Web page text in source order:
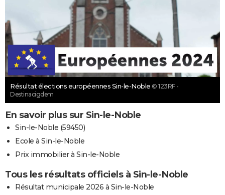
Résultat élections européennes Sin-le-Noble © 123RF -
Destinacigdem
En savoir plus sur Sin-le-Noble
Sin-le-Noble (59450)
Ecole à Sin-le-Noble
Prix immobilier à Sin-le-Noble
Tous les résultats officiels à Sin-le-Noble
Résultat municipale 2026 à Sin-le-Noble